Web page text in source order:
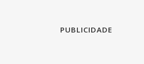
PUBLICIDADE